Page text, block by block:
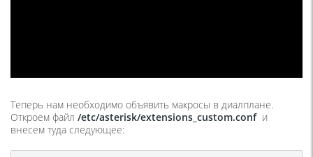
Теперь нам необходимо объявить макросы в диалплане.
Откроем файл /etc/asterisk/extensions custom.confи
внесем туда следующее: